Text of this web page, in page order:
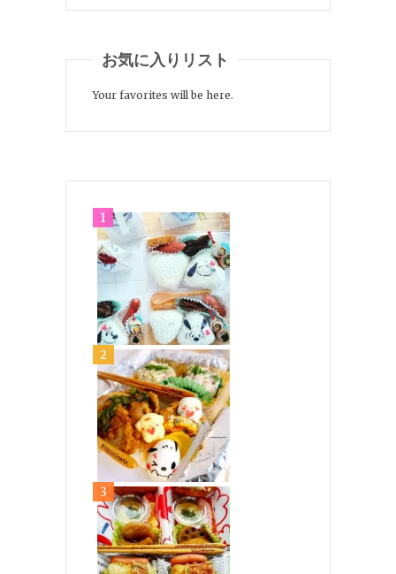
お気に入りリスト
Your favorites will be here.